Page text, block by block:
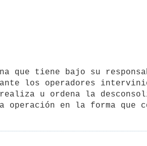
los operadores
u ordena la
operación en la forma que